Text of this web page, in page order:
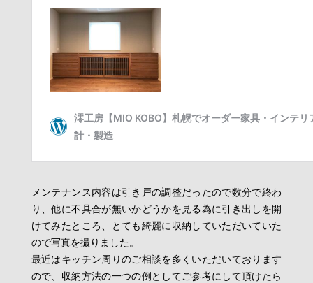
メンテナンス内容は引き戸の調整だったので数分で終わ
り、他に不具合が無いかどうかを見る為に引き出しを開
けてみたところ、とても綺麗に収納していただいていた
ので写真を撮りました。
最近はキッチン周りのご相談を多くいただいております
ので、収納方法の一つの例としてご参考にして頂けたら